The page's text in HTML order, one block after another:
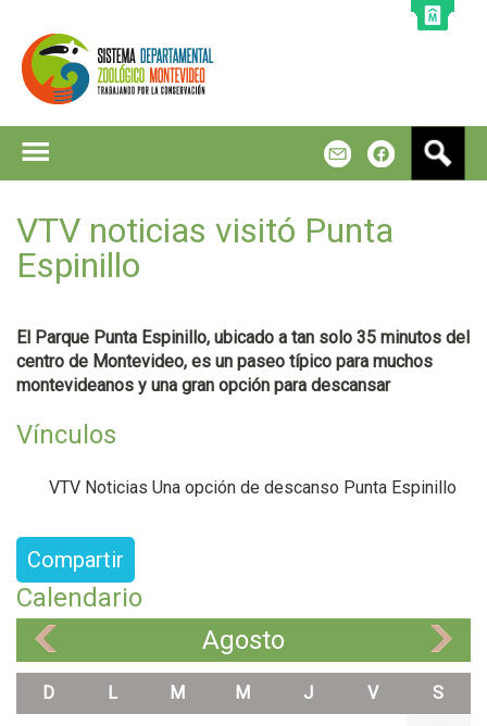
VTV noticias visitó Punta
Espinillo
El Parque Punta Espinillo, ubicado a tan solo 35 minutos del
centro de Montevideo, es un paseo típico para muchos
montevideanos y una gran opción para descansar
Vínculos
VTV Noticias Una opción de descanso Punta Espinillo
Compartir
Calendario
Agosto
D L M M J V S
s